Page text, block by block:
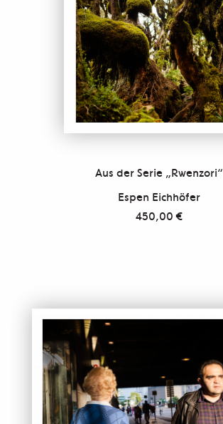
Aus der Serie „Rwenzori“
Espen Eichhöfer
450,00€